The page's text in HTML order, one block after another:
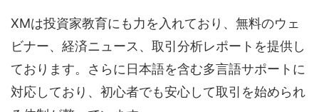
XMは投資家教育にも力を入れており、無料のウェ
ビナー、経済ニュース、取引分析レポートを提供し
ております。さらに日本語を含む多言語サポートに
対応しており、初心者でも安心して取引を始められ